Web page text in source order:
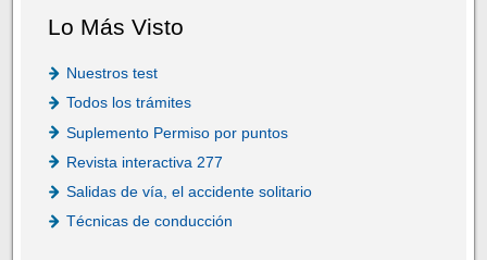
Lo Más Visto
Nuestros test
Todos los trámites
Suplemento Permiso por puntos
Revista interactiva 277
Salidas de vía, el accidente solitario
Técnicas de conducción